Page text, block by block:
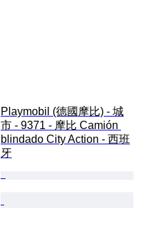
Playmobil (德國摩比) - 城
市 - 9371 - 摩比 Camión
blindado City Action - 西班
牙